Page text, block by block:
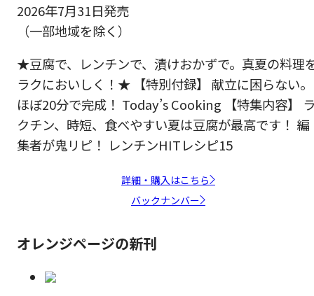
2026年7月31日発売
（一部地域を除く）
★豆腐で、レンチンで、漬けおかずで。真夏の料理
ラクにおいしく！★ 【特別付録】 献立に困らない。
ほぼ20分で完成！ Today’s Cooking 【特集内容】
クチン、時短、食べやすい夏は豆腐が最高です！ 編
集者が鬼リピ！ レンチンHITレシピ15
詳細・購入はこちら
バックナンバー
オレンジページの新刊